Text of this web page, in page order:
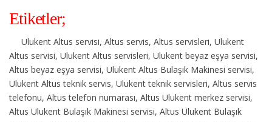
Etiketler;
Ulukent Altus servisi, Altus servis, Altus servisleri, Ulukent
Altus servisi, Ulukent Altus servisleri, Ulukent beyaz eşya servisi,
Altus beyaz eşya servisi, Ulukent Altus Bulaşık Makinesi servisi,
Ulukent Altus teknik servis, Ulukent teknik servisleri, Altus servis
telefonu, Altus telefon numarası, Altus Ulukent merkez servisi,
Altus Ulukent Bulaşık Makinesi servisi, Altus Ulukent Bulaşık